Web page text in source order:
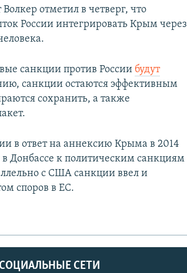
отметил в четверг, что
России интегрировать Крым через
санкции против России будут
санкции остаются эффективным
сохранить, а также
в ответ на аннексию Крыма в 2014
Донбассе к политическим санкциям
с США санкции ввел и
споров в ЕС.
СЕТИ